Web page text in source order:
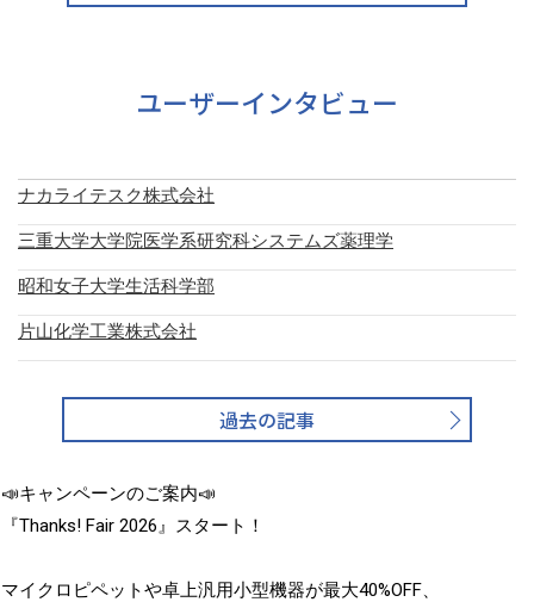
ユーザーインタビュー
ナカライテスク株式会社
三重大学大学院医学系研究科システムズ薬理学
昭和女子大学生活科学部
片山化学工業株式会社
過去の記事
📣キャンペーンのご案内📣
『Thanks! Fair 2026』スタート！
マイクロピペットや卓上汎用小型機器が最大40%OFF、